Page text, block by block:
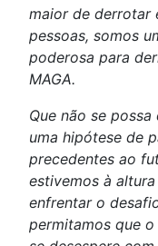
maior de derrotar
pessoas, somos
poderosa para
MAGA.
Que não se
uma hipótese de
precedentes ao
estivemos à
enfrentar o
permitamos que